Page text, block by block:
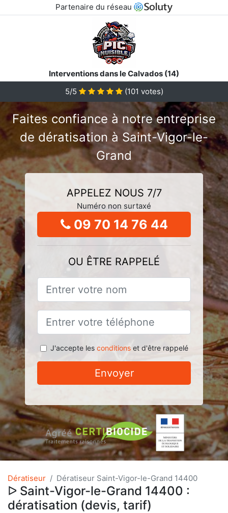
Partenaire du réseau
Interventions dans le Calvados (14)
5/5
(101 votes)
Faites confiance à notre entreprise
de dératisation à Saint-Vigor-le-
Grand
APPELEZ NOUS 7/7
Numéro non surtaxé
09 70 14 76 44
OU ÊTRE RAPPELÉ
J'accepte les conditionset d'être rappelé
Envoyer
Dératiseur Dératiseur Saint-Vigor-le-Grand 14400
ᐅ Saint-Vigor-le-Grand 14400 :
dératisation (devis, tarif)